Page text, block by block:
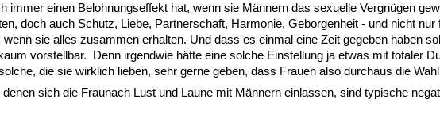
immer einen Belohnungseffekt hat, wenn sie Männern das sexuelle Vergnügen
doch auch Schutz, Liebe, Partnerschaft, Harmonie, Geborgenheit - und nicht
sie alles zusammen erhalten. Und dass es einmal eine Zeit gegeben haben
vorstellbar. Denn irgendwie hätte eine solche Einstellung ja etwas mit totaler
die sie wirklich lieben, sehr gerne geben, dass Frauen also durchaus die
sich die Fraunach Lust und Laune mit Männern einlassen, sind typische